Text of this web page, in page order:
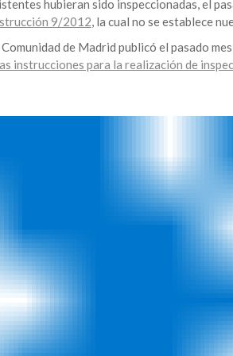
hubieran sido inspeccionadas, el
9/2012, la cual no se establece
de Madrid publicó el pasado
instrucciones para la realización de